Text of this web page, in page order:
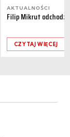
AKTUALNOŚCI
Filip Mikrut
CZYTAJ WIĘCEJ